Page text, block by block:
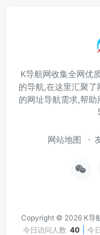
K导航网收集全网优
的导航,在这里汇聚
的网址导航需求,帮
网站地图
Copyright © 2026 K导
今日访问人数 40 今